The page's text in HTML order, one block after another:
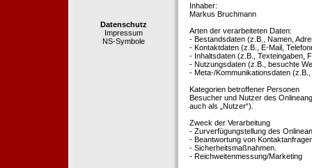
Datenschutz
Impressum
NS-Symbole
Inhaber:
Markus Bruchmann
Arten der verarbeiteten Daten:
- Bestandsdaten (z.B., Namen,
- Kontaktdaten (z.B., E-Mail,
- Inhaltsdaten (z.B., Texteingaben,
- Nutzungsdaten (z.B., besuchte
- Meta-/Kommunikationsdaten
Kategorien betroffener Personen
Besucher und Nutzer des
auch als „Nutzer“).
Zweck der Verarbeitung
- Zurverfügungstellung des
- Beantwortung von
- Sicherheitsmaßnahmen.
- Reichweitenmessung/Marketing